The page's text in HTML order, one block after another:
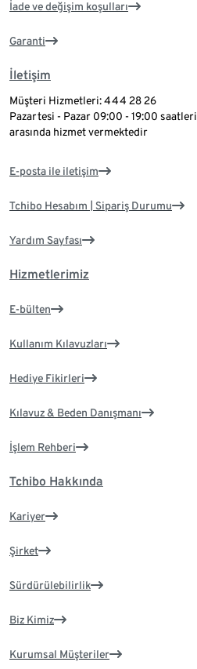
İade ve değişim koşulları
Garanti
İletişim
Müşteri Hizmetleri: 444 28 26
Pazartesi - Pazar 09:00 - 19:00 saatleri
arasında hizmet vermektedir
E-posta ile iletişim
Tchibo Hesabım | Sipariş Durumu
Yardım Sayfası
Hizmetlerimiz
E-bülten
Kullanım Kılavuzları
Hediye Fikirleri
Kılavuz & Beden Danışmanı
İşlem Rehberi
Tchibo Hakkında
Kariyer
Şirket
Sürdürülebilirlik
Biz Kimiz
Kurumsal Müşteriler